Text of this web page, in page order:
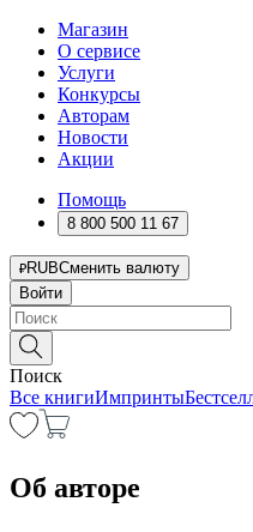
Магазин
О сервисе
Услуги
Конкурсы
Авторам
Новости
Акции
Помощь
8 800 500 11 67
RUBСменить валюту
Войти
Поиск
Все книгиИмпринты
Об авторе